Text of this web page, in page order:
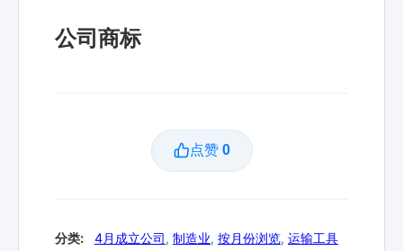
公司商标
点赞 0
分类: 4月成立公司, 制造业, 按月份浏览, 运输工具